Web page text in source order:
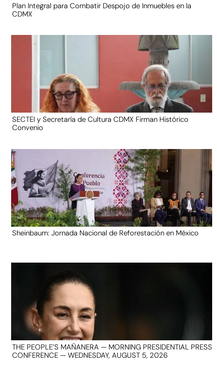
Plan Integral para Combatir Despojo de Inmuebles en la
CDMX
SECTEI y Secretaría de Cultura CDMX Firman Histórico
Convenio
Sheinbaum: Jornada Nacional de Reforestación en México
THE PEOPLE’S MAÑANERA — MORNING PRESIDENTIAL PRESS
CONFERENCE — WEDNESDAY, AUGUST 5, 2026